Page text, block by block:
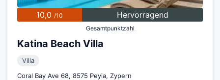
10,0 /10 Hervorragend
Gesamtpunktzahl
Katina Beach Villa
Villa
Coral Bay Ave 68, 8575 Peyia, Zypern